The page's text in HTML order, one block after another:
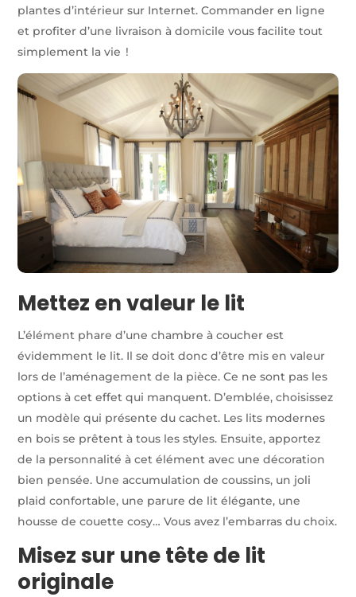
plantes d’intérieur sur Internet. Commander en ligne
et profiter d’une livraison à domicile vous facilite tout
simplement la vie !
Mettez en valeur le lit
L’élément phare d’une chambre à coucher est
évidemment le lit. Il se doit donc d’être mis en valeur
lors de l’aménagement de la pièce. Ce ne sont pas les
options à cet effet qui manquent. D’emblée, choisissez
un modèle qui présente du cachet. Les lits modernes
en bois se prêtent à tous les styles. Ensuite, apportez
de la personnalité à cet élément avec une décoration
bien pensée. Une accumulation de coussins, un joli
plaid confortable, une parure de lit élégante, une
housse de couette cosy… Vous avez l’embarras du choix.
Misez sur une tête de lit
originale